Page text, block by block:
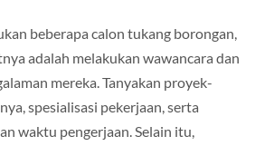
beberapa calon tukang borongan,
adalah melakukan wawancara dan
mereka. Tanyakan proyek-
spesialisasi pekerjaan, serta
waktu pengerjaan. Selain itu,